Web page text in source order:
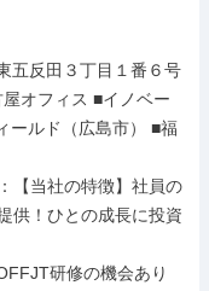
五反田３丁目１番６号
オフィス ■イノベー
ールド（広島市） ■福
【当社の特徴】社員の
供！ひとの成長に投資
研修の機会あり